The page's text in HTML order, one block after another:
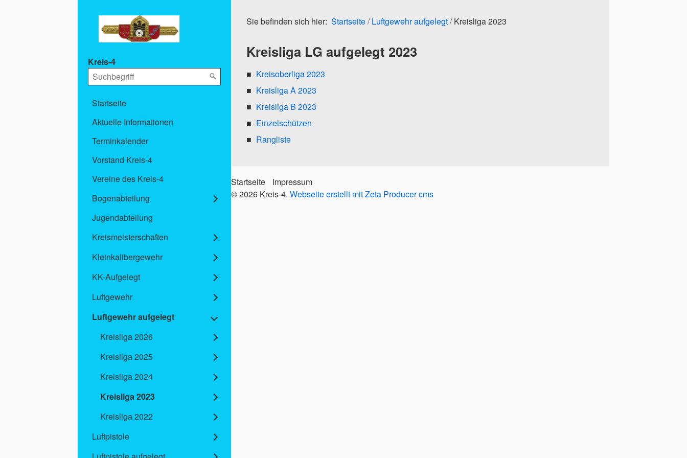
Kreis-4
Startseite
Aktuelle Informationen
Terminkalender
Vorstand Kreis-4
Vereine des Kreis-4
Bogenabteilung
Jugendabteilung
Kreismeisterschaften
Kleinkalibergewehr
KK-Aufgelegt
Luftgewehr
Luftgewehr aufgelegt
Kreisliga 2026
Kreisliga 2025
Kreisliga 2024
Kreisliga 2023
Kreisliga 2022
Luftpistole
Sie befinden sich hier: Startseite/ Luftgewehr aufgelegt/ Kreisliga 2023
Kreisliga LG aufgelegt 2023
Kreisoberliga 2023
Kreisliga A 2023
Kreisliga B 2023
Einzelschützen
Rangliste
Startseite
Impressum
© 2026 Kreis-4. Webseite erstellt mit Zeta Producer cms